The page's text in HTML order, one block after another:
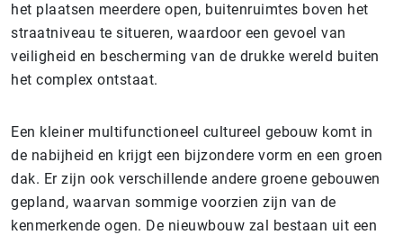
het plaatsen meerdere open, buitenruimtes boven het
straatniveau te situeren, waardoor een gevoel van
veiligheid en bescherming van de drukke wereld buiten
het complex ontstaat.
Een kleiner multifunctioneel cultureel gebouw komt in
de nabijheid en krijgt een bijzondere vorm en een groen
dak. Er zijn ook verschillende andere groene gebouwen
gepland, waarvan sommige voorzien zijn van de
kenmerkende ogen. De nieuwbouw zal bestaan uit een